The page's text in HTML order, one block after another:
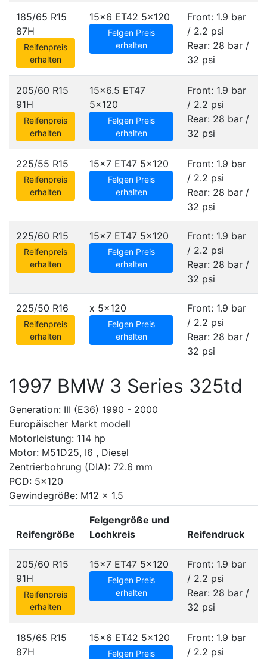
185/65 R15
87H
Reifenpreis
erhalten
15x6 ET42 5x120
Felgen Preis
erhalten
Front: 1.9 bar
/ 2.2 psi
Rear: 28 bar /
32 psi
205/60 R15
91H
Reifenpreis
erhalten
15x6.5 ET47
5x120
Felgen Preis
erhalten
Front: 1.9 bar
/ 2.2 psi
Rear: 28 bar /
32 psi
225/55 R15
Reifenpreis
erhalten
15x7 ET47 5x120
Felgen Preis
erhalten
Front: 1.9 bar
/ 2.2 psi
Rear: 28 bar /
32 psi
225/60 R15
Reifenpreis
erhalten
15x7 ET47 5x120
Felgen Preis
erhalten
Front: 1.9 bar
/ 2.2 psi
Rear: 28 bar /
32 psi
225/50 R16
Reifenpreis
erhalten
x 5x120
Felgen Preis
erhalten
Front: 1.9 bar
/ 2.2 psi
Rear: 28 bar /
32 psi
1997 BMW 3 Series 325td
Generation: III (E36) 1990 - 2000
Europäischer Markt modell
Motorleistung: 114 hp
Motor: M51D25, I6 , Diesel
Zentrierbohrung (DIA): 72.6 mm
PCD: 5x120
Gewindegröße: M12 x 1.5
Reifengröße
Felgengröße und
Lochkreis
Reifendruck
205/60 R15
91H
Reifenpreis
erhalten
15x7 ET47 5x120
Felgen Preis
erhalten
Front: 1.9 bar
/ 2.2 psi
Rear: 28 bar /
32 psi
185/65 R15
87H
15x6 ET42 5x120
Felgen Preis
Front: 1.9 bar
/ 2.2 psi